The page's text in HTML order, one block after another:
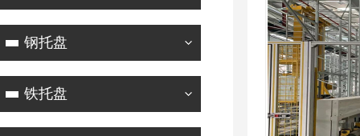
钢托盘
铁托盘